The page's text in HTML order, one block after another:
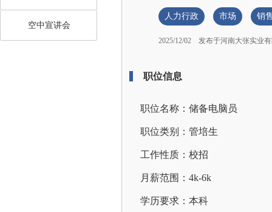
空中宣讲会
人力行政 市场 销
2025/12/02 发布于河南大张实业
职位信息
职位名称：储备电脑员
职位类别：管培生
工作性质：校招
月薪范围：4k-6k
学历要求：本科